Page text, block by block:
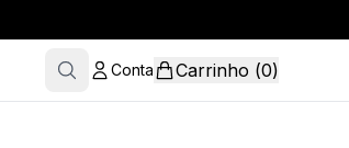
Conta Carrinho (0)